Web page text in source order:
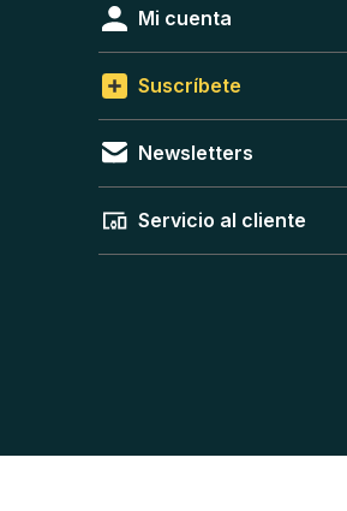
Mi cuenta
Suscríbete
Newsletters
Servicio al cliente